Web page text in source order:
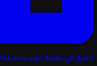
في علامة تبويب جديدة)